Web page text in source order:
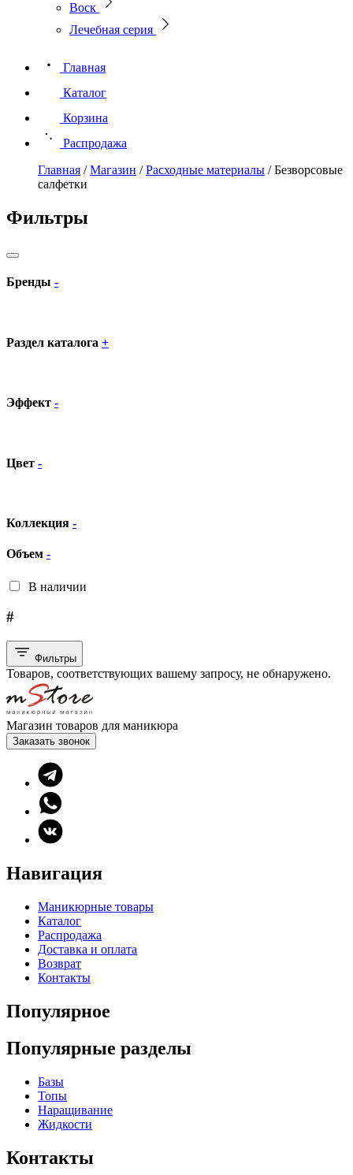
Воск
Лечебная серия
Главная
Каталог
Корзина
Распродажа
Главная /Магазин /Расходные материалы /Безворсовые
салфетки
Фильтры
Бренды -
Раздел каталога +
Эффект -
Цвет -
Коллекция -
Объем -
В наличии
#
Фильтры
Товаров, соответствующих вашему запросу, не обнаружено.
Магазин товаров для маникюра
Заказать звонок
Навигация
Маникюрные товары
Каталог
Распродажа
Доставка и оплата
Возврат
Контакты
Популярное
Популярные разделы
Базы
Топы
Наращивание
Жидкости
Контакты